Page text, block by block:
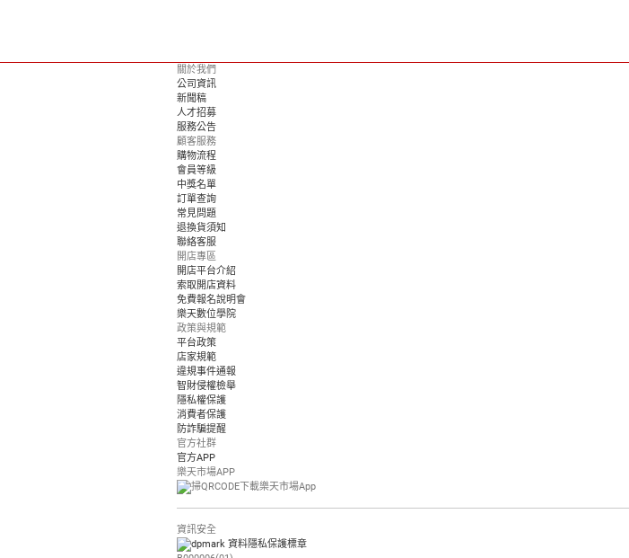
關於我們
公司資訊
新聞稿
人才招募
服務公告
顧客服務
購物流程
會員等級
中獎名單
訂單查詢
常見問題
退換貨須知
聯絡客服
開店專區
開店平台介紹
索取開店資料
免費報名說明會
樂天數位學院
政策與規範
平台政策
店家規範
違規事件通報
智財侵權檢舉
隱私權保護
消費者保護
防詐騙提醒
官方社群
官方APP
樂天市場APP
資訊安全